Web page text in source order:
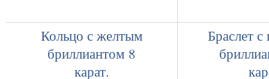
Кольцо с желтым
бриллиантом 8
карат.
Браслет